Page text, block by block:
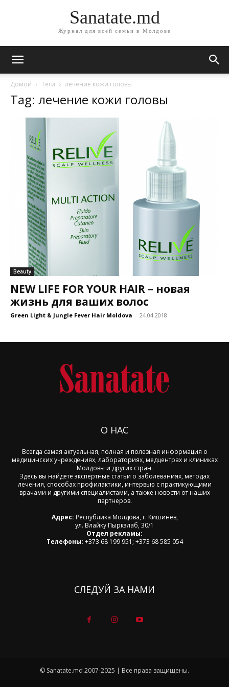
Sanatate.md
Журнал для всей семьи в Молдове
Домой Теги лечение кожи головы
Tag: лечение кожи головы
Beauty
NEW LIFE FOR YOUR HAIR – новая
жизнь для ваших волос
Green Light & Jungle Fever Hair Moldova - 24.04.2018
О НАС
Всегда самая актуальная, полная и полезная информация о
медицинских учреждениях, лабораториях, медцентрах и клиниках
Молдовы и других стран.
Здесь вы найдете экспертные статьи о заболеваниях, методах
лечения, способах профилактики, интервью с практикующими
врачами и другими специалистами, а также новости от наших
партнеров.
Адрес: Республика Молдова, г. Кишинев,
ул. Влайку Пыркэлаб, 30/1
Отдел рекламы:
Телефоны: +373 68 199 951; +373 68 585 054
СЛЕДУЙ ЗА НАМИ
© Sanatate.md 2007-2025 | Все права защищены.